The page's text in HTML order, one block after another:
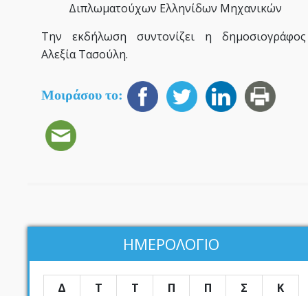
Διπλωματούχων Ελληνίδων Μηχανικών
Την εκδήλωση συντονίζει η δημοσιογράφος
Αλεξία Τασούλη.
Μοιράσου το:
ΗΜΕΡΟΛΟΓΙΟ
Δ Τ Τ Π Π Σ
Κ